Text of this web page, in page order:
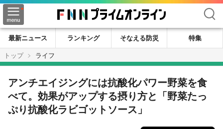
検索
最新ニュース ランキング そなえる防災
特集
トップ
ライフ
アンチエイジングには抗酸化パワー野菜を食
べて。効果がアップする摂り方と「野菜たっ
ぷり抗酸化ラビゴットソース」